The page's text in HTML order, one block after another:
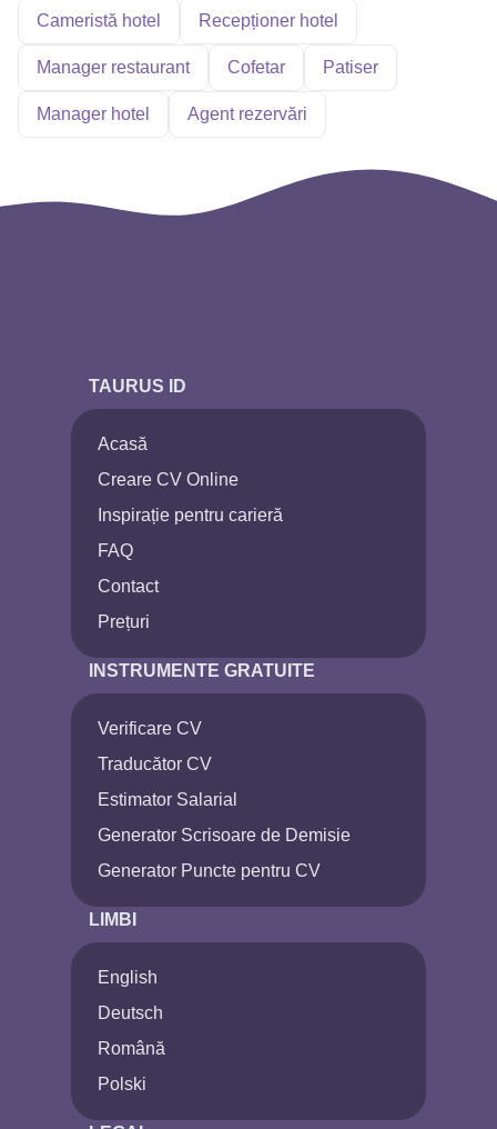
Cameristă hotel Recepționer hotel
Manager restaurant Cofetar Patiser
Manager hotel Agent rezervări
TAURUS ID
Acasă
Creare CV Online
Inspirație pentru carieră
FAQ
Contact
Prețuri
INSTRUMENTE GRATUITE
Verificare CV
Traducător CV
Estimator Salarial
Generator Scrisoare de Demisie
Generator Puncte pentru CV
LIMBI
English
Deutsch
Română
Polski